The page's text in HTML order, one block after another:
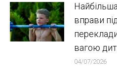
вправи
вагою
04/07/2026